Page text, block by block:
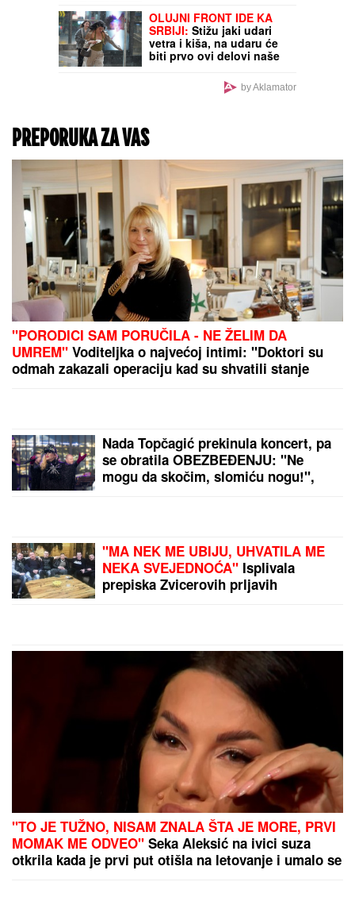
POZNAT JOŠ JEDAN
UČESNIK ELITE 10Filip
Car bez njega ne ulazi:
Obratio se javnosti
Legendarni hotel se
OLUJNI FRONT IDE KA
SRBIJI:Stižu jaki udari
vetra i kiša, na udaru će
biti prvo ovi delovi naše
PREPORUKA ZA VAS
"PORODICI SAM PORUČILA - NE ŽELIM DA